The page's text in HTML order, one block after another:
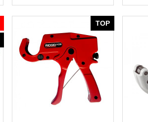
TOP